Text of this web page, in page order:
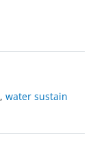
, water sustain